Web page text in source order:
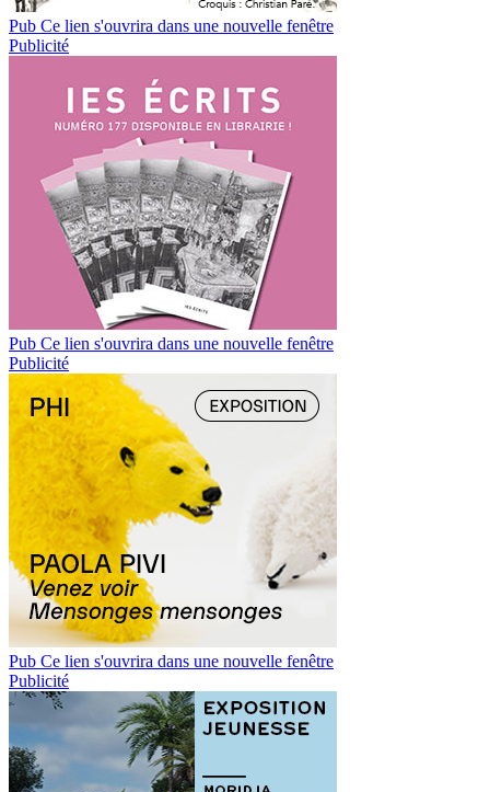
Pub Ce lien s'ouvrira dans une nouvelle fenêtre
Publicité
Pub Ce lien s'ouvrira dans une nouvelle fenêtre
Publicité
Pub Ce lien s'ouvrira dans une nouvelle fenêtre
Publicité